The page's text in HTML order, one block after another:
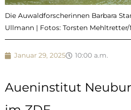
Die Auwaldforscherinnen Barbara
Ullmann | Fotos: Torsten
Januar 29, 2025 10:00 a.m.
Aueninstitut